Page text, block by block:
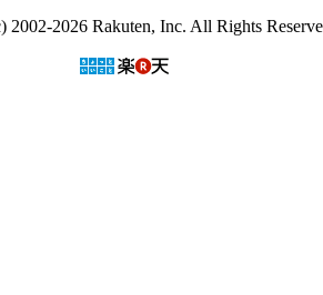
2002-2026 Rakuten, Inc. All Rights